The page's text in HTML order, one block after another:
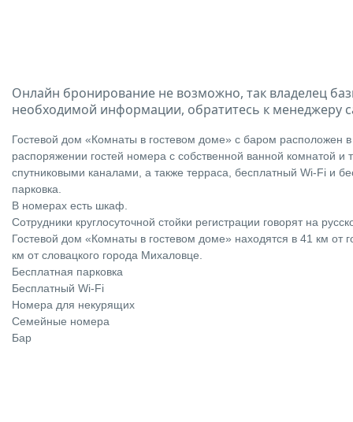
Онлайн бронирование не возможно, так владелец
необходимой информации, обратитесь к менеджеру
Гостевой дом «Комнаты в гостевом доме» с баром расположен
распоряжении гостей номера с собственной ванной комнатой и
спутниковыми каналами, а также терраса, бесплатный Wi-Fi и
парковка.
В номерах есть шкаф.
Сотрудники круглосуточной стойки регистрации говорят на
Гостевой дом «Комнаты в гостевом доме» находятся в 41 км от
км от словацкого города Михаловце.
Бесплатная парковка
Бесплатный Wi-Fi
Номера для некурящих
Семейные номера
Бар